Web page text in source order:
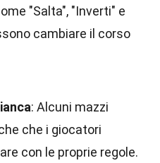
"Salta", "Inverti" e
cambiare il corso
: Alcuni mazzi
che i giocatori
con le proprie regole.